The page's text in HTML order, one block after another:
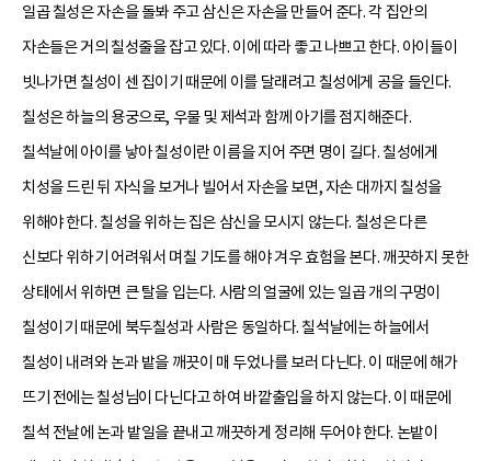
일곱 칠성은 자손을 돌봐 주고 삼신은 자손을 만들어 준다. 각 집안의
자손들은 거의 칠성줄을 잡고 있다. 이에 따라 좋고 나쁘고 한다. 아이들이
빗나가면 칠성이 센 집이기 때문에 이를 달래려고 칠성에게 공을 들인다.
칠성은 하늘의 용궁으로, 우물 및 제석과 함께 아기를 점지해준다.
칠석날에 아이를 낳아 칠성이란 이름을 지어 주면 명이 길다. 칠성에게
치성을 드린 뒤 자식을 보거나 빌어서 자손을 보면, 자손 대까지 칠성을
위해야 한다. 칠성을 위하는 집은 삼신을 모시지 않는다. 칠성은 다른
신보다 위하기 어려워서 며칠 기도를 해야 겨우 효험을 본다. 깨끗하지 못한
상태에서 위하면 큰 탈을 입는다. 사람의 얼굴에 있는 일곱 개의 구멍이
칠성이기 때문에 북두칠성과 사람은 동일하다. 칠석날에는 하늘에서
칠성이 내려와 논과 밭을 깨끗이 매 두었나를 보러 다닌다. 이 때문에 해가
뜨기 전에는 칠성님이 다닌다고 하여 바깥출입을 하지 않는다. 이 때문에
칠석 전날에 논과 밭일을 끝내고 깨끗하게 정리해 두어야 한다. 논밭이